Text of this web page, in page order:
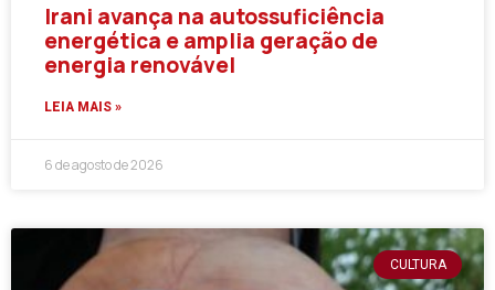
Irani avança na autossuficiência
energética e amplia geração de
energia renovável
LEIA MAIS »
6 de agosto de 2026
CULTURA